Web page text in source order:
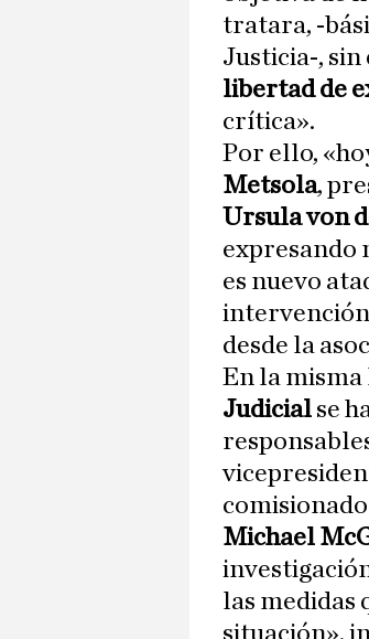
tratara, -
Justicia-, sin
libertad de
crítica».
Por ello,
Metsola,
Ursula von
expresando
es nuevo
desde la
En la misma
Judicial se
Michael
las medidas